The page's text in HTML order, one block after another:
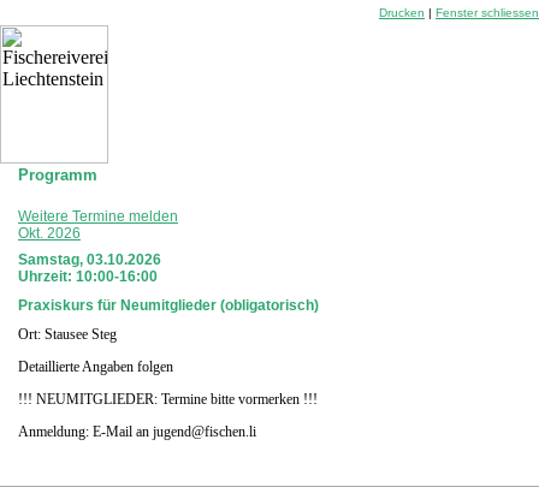
Drucken | Fenster schliessen
Programm
Weitere Termine melden
Okt. 2026
Samstag, 03.10.2026
Uhrzeit: 10:00-16:00
Praxiskurs für Neumitglieder (obligatorisch)
Ort: Stausee Steg
Detaillierte Angaben folgen
!!! NEUMITGLIEDER: Termine bitte vormerken !!!
Anmeldung: E-Mail an jugend@fischen.li